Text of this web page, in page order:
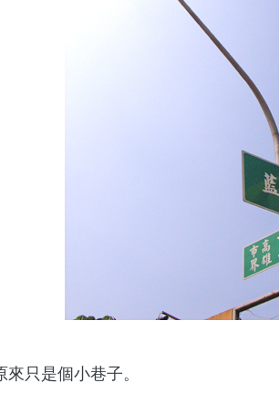
只是個小巷子。